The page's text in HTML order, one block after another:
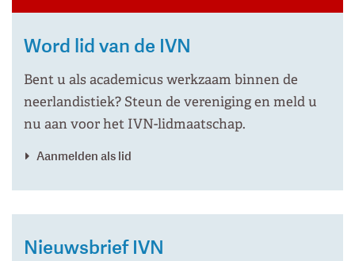
Word lid van de IVN
Bent u als academicus werkzaam binnen de
neerlandistiek? Steun de vereniging en meld u
nu aan voor het IVN-lidmaatschap.
Aanmelden als lid
Nieuwsbrief IVN